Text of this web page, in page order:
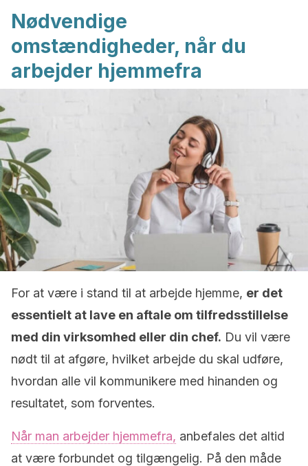
Nødvendige
omstændigheder, når du
arbejder hjemmefra
For at være i stand til at arbejde hjemme, er det
essentielt at lave en aftale om tilfredsstillelse
med din virksomhed eller din chef. Du vil være
nødt til at afgøre, hvilket arbejde du skal udføre,
hvordan alle vil kommunikere med hinanden og
resultatet, som forventes.
Når man arbejder hjemmefra, anbefales det altid
at være forbundet og tilgængelig. På den måde